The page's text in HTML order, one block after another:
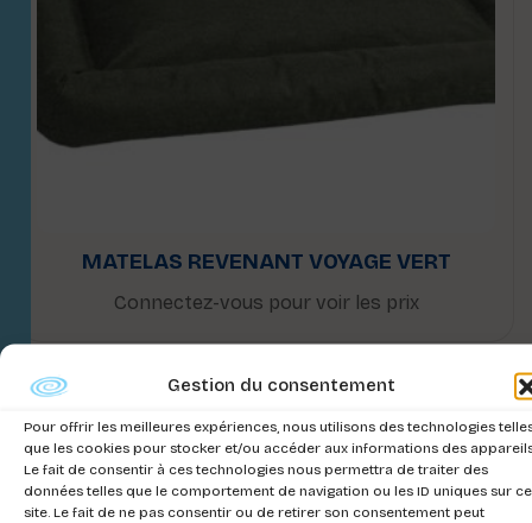
Gestion du consentement
Pour offrir les meilleures expériences, nous utilisons des technologies
que les cookies pour stocker et/ou accéder aux informations des
Le fait de consentir à ces technologies nous permettra de traiter des
données telles que le comportement de navigation ou les ID uniques sur ce
site. Le fait de ne pas consentir ou de retirer son consentement peut
MATELAS REVENANT VOYAGE VERT
Connectez-vous pour voir les prix